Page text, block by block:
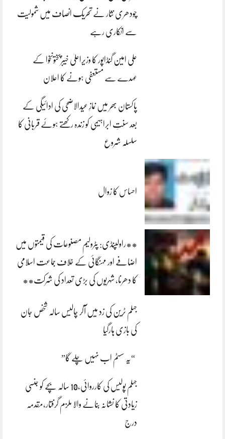
چودھری نثار نے تحریک انصاف میں شمولیت
سے انکاری رہے
علی امین گنڈاپور کا وزیراعلیٰ خیبرپختونخوا کے
عہدے سے مستعفی ہونے کا اعلان
پاکستان بھر میں نمازِ عیدالاضحی کی ادائیگی کے
بعد سنتِ ابراہیمی کو زندہ رکھتے ہوئے قربانی کا
سلسلہ شروع
احساس کا زوال
**راولپنڈی: پٹرولیم مصنوعات کی قیمتوں میں
اضافے اور مہنگائی کے خلاف جماعت اسلامی
کا دھرنا، شہریوں کی بڑی تعداد کی شرکت**
جہلم ٹرین کی زد میں آکر چالیس سالہ شخص جان
کی بازی ہارگیا
“یہ سسٹم اب نہیں چلے گا”
جہلم پولیس کی کارروائی،10 سالہ بچے کو جنسی
زیادتی کا نشانہ بنانے والا ملزم گرفتار،مقدمہ
درج